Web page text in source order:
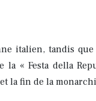
italien, tandis
« Festa della
la fin de la